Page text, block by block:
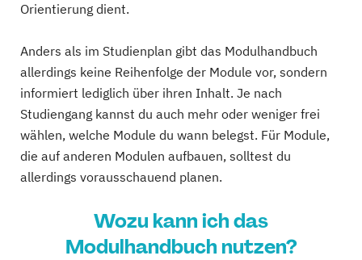
Orientierung dient.
Anders als im Studienplan gibt das Modulhandbuch
allerdings keine Reihenfolge der Module vor, sondern
informiert lediglich über ihren Inhalt. Je nach
Studiengang kannst du auch mehr oder weniger frei
wählen, welche Module du wann belegst. Für Module,
die auf anderen Modulen aufbauen, solltest du
allerdings vorausschauend planen.
Wozu kann ich das
Modulhandbuch nutzen?